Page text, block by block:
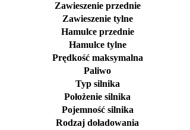
Zawieszenie przednie
Zawieszenie tylne
Hamulce przednie
Hamulce tylne
Prędkość maksymalna
Paliwo
Typ silnika
Położenie silnika
Pojemność silnika
Rodzaj doładowania